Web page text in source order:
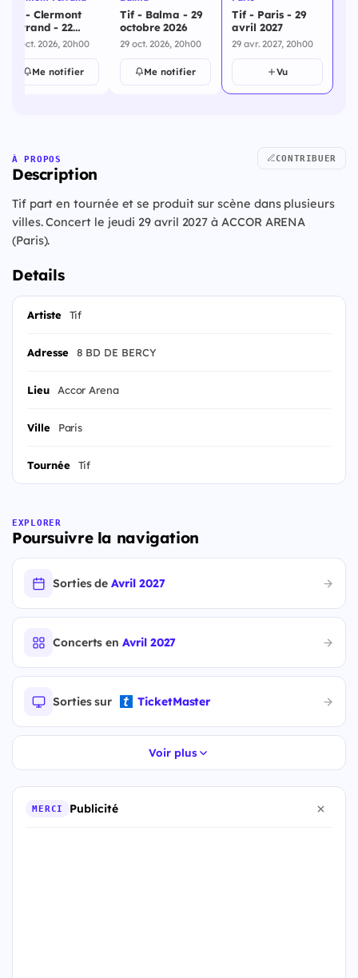
Tif - Clermont
Ferrand - 22
octobre 2026
22 oct. 2026, 20h00
Me notifier
Tif - Balma - 29
octobre 2026
29 oct. 2026, 20h00
Me notifier
Tif - Paris - 29
avril 2027
29 avr. 2027, 20h00
Vu
À PROPOS
Description
CONTRIBUER
Tif part en tournée et se produit sur scène dans plusieurs
villes. Concert le jeudi 29 avril 2027 à ACCOR ARENA
(Paris).
Details
Artiste Tif
Adresse 8 BD DE BERCY
Lieu Accor Arena
Ville Paris
Tournée Tif
EXPLORER
Poursuivre la navigation
Sorties deAvril 2027
Concerts enAvril 2027
Sorties sur TicketMaster
Voir plus
MERCI Publicité